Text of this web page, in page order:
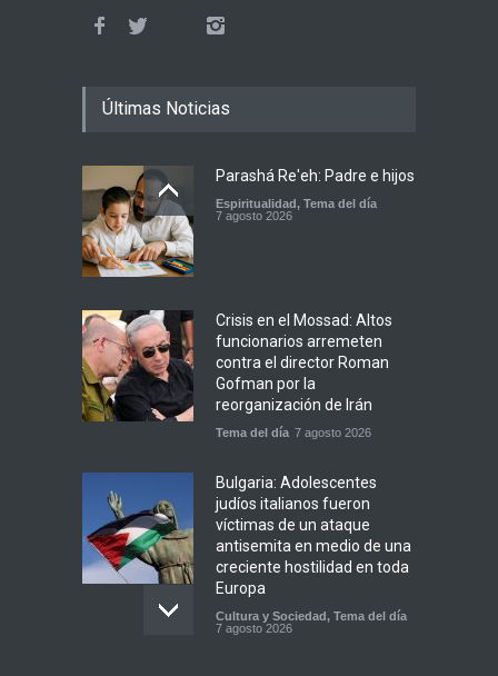
Últimas Noticias
Parashá Re'eh: Padre e hijos
Espiritualidad, Tema del día
7 agosto 2026
Crisis en el Mossad: Altos
funcionarios arremeten
contra el director Roman
Gofman por la
reorganización de Irán
Tema del día 7 agosto 2026
Bulgaria: Adolescentes
judíos italianos fueron
víctimas de un ataque
antisemita en medio de una
creciente hostilidad en toda
Europa
Cultura y Sociedad, Tema del día
7 agosto 2026